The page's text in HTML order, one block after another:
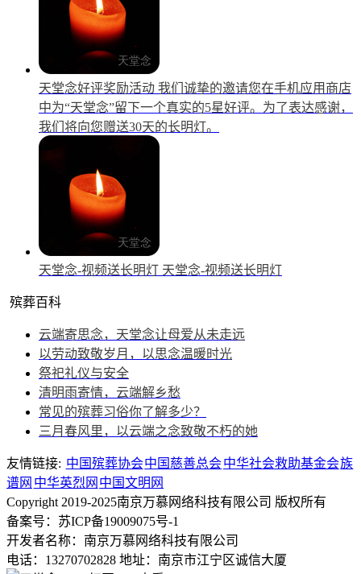
天堂念好评奖励活动 我们诚挚的邀请您在手机应用商店
中为“天堂念”留下一个真实的5星好评。为了表达感谢，
我们将向您赠送30天的长明灯。
天堂念-视频送长明灯 天堂念-视频送长明灯
殡葬百科
云端寄思念，天堂念让母爱从未走远
以劳动致敬岁月，以思念温暖时光
祭祀礼仪与安全
清明雨寄情，云端解乡愁
常见的殡葬习俗你了解多少？
三月春风里，以云端之念致敬不朽的她
友情链接: 中国殡葬协会中国慈善总会中华社会救助基金会族
谱网 中华英烈网 中国文明网
Copyright 2019-2025南京万慕网络科技有限公司 版权所有
备案号：苏ICP备19009075号-1
开发者名称：南京万慕网络科技有限公司
电话：13270702828 地址：南京市江宁区诚信大厦